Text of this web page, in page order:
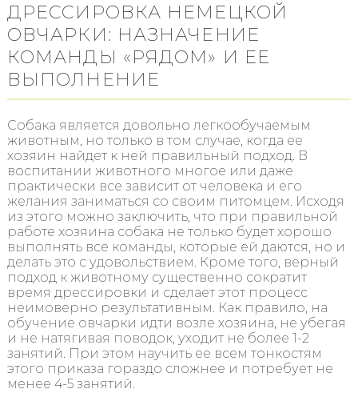
ДРЕССИРОВКА НЕМЕЦКОЙ
ОВЧАРКИ: НАЗНАЧЕНИЕ
КОМАНДЫ «РЯДОМ» И ЕЕ
ВЫПОЛНЕНИЕ
Собака является довольно легкообучаемым
животным, но только в том случае, когда ее
хозяин найдет к ней правильный подход. В
воспитании животного многое или даже
практически все зависит от человека и его
желания заниматься со своим питомцем. Исходя
из этого можно заключить, что при правильной
работе хозяина собака не только будет хорошо
выполнять все команды, которые ей даются, но и
делать это с удовольствием. Кроме того, верный
подход к животному существенно сократит
время дрессировки и сделает этот процесс
неимоверно результативным. Как правило, на
обучение овчарки идти возле хозяина, не убегая
и не натягивая поводок, уходит не более 1-2
занятий. При этом научить ее всем тонкостям
этого приказа гораздо сложнее и потребует не
менее 4-5 занятий.